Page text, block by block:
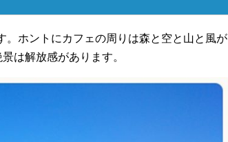
。ホントにカフェの周りは森と空と山と風が
は解放感があります。